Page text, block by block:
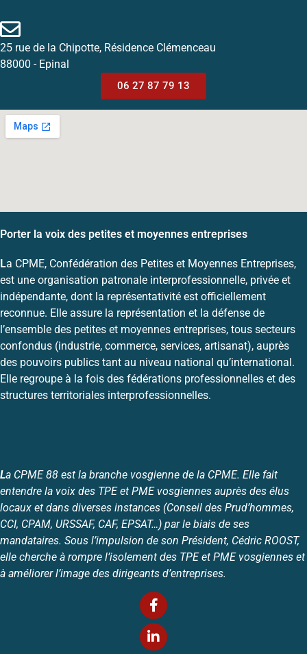
25 rue de la Chipotte, Résidence Clémenceau
88000 - Epinal
06 27 87 79 13
Porter la voix des petites et moyennes entreprises
La CPME, Confédération des Petites et Moyennes Entreprises,
est une organisation patronale interprofessionnelle, privée et
indépendante, dont la représentativité est officiellement
reconnue. Elle assure la représentation et la défense de
l’ensemble des petites et moyennes entreprises, tous secteurs
confondus (industrie, commerce, services, artisanat), auprès
des pouvoirs publics tant au niveau national qu’international.
Elle regroupe à la fois des fédérations professionnelles et des
structures territoriales interprofessionnelles.
La CPME 88 est la branche vosgienne de la CPME. Elle fait
entendre la voix des TPE et PME vosgiennes auprès des élus
locaux et dans diverses instances (Conseil des Prud’hommes,
CCI, CPAM, URSSAF, CAF, EPSAT…) par le biais de ses
mandataires. Sous l’impulsion de son Président, Cédric ROOST,
elle cherche à rompre l’isolement des TPE et PME vosgiennes et
à améliorer l’image des dirigeants d’entreprises.